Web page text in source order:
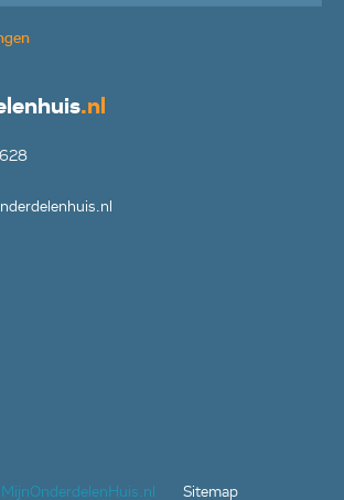
.nl
MijnOnderdelenHuis.nl Sitemap